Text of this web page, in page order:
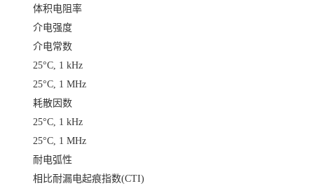
体积电阻率
介电强度
介电常数
25°C, 1 kHz
25°C, 1 MHz
耗散因数
25°C, 1 kHz
25°C, 1 MHz
耐电弧性
相比耐漏电起痕指数(CTI)